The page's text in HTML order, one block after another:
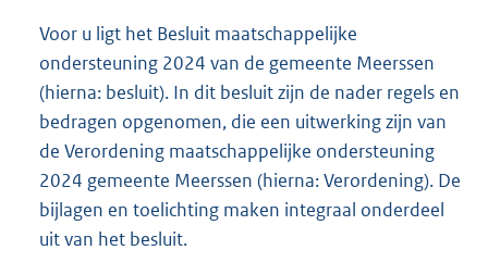
Voor u ligt het Besluit maatschappelijke
ondersteuning 2024 van de gemeente Meerssen
(hierna: besluit). In dit besluit zijn de nader regels en
bedragen opgenomen, die een uitwerking zijn van
de Verordening maatschappelijke ondersteuning
2024 gemeente Meerssen (hierna: Verordening). De
bijlagen en toelichting maken integraal onderdeel
uit van het besluit.